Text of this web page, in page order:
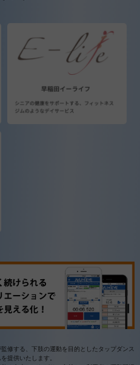
修する、下肢の運動を目的としたタップダンス
提供いたします。